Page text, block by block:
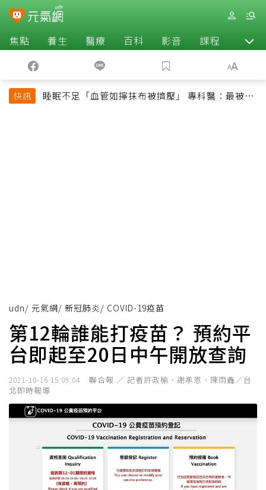
焦點 養生 醫療 百科 影音 課程 退休
快訊
睡眠不足「血管如擰抹布被擠壓」 專科醫：最被忽
udn/ 元氣網/ 新冠肺炎 / COVID-19疫苗
第12輪誰能打疫苗？ 預約平
台即起至20日中午開放查詢
2021-10-16 15:09:04
聯合報 ／ 記者許政榆、謝承恩、陳雨鑫／台
北即時報導